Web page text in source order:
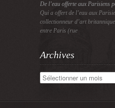
De l’eau offerte aux Parisiens
Qui a offert de l’eau aux
collectionneur d’art
entre Paris (rue
Archives
Archives